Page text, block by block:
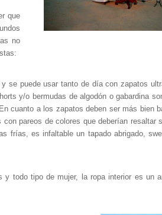
que
no
se puede usar tanto de día con zapatos
y/o bermudas de algodón o gabardina
cuanto a los zapatos deben ser más bien
pareos de colores que deberían resaltar
frías, es infaltable un tapado abrigado,
todo tipo de mujer, la ropa interior es un